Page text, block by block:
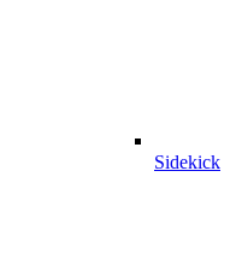
Sidekick